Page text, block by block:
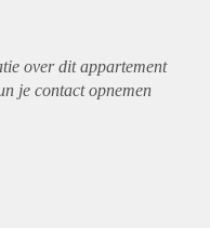
over ditappartement
je contact opnemen